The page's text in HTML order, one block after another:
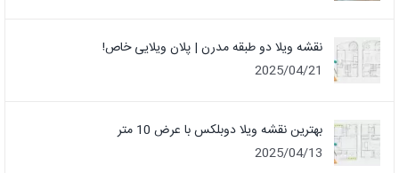
نقشه ویلا دو طبقه مدرن | پلان ویلایی خاص!
2025/04/21
بهترین نقشه ویلا دوبلکس با عرض 10 متر
2025/04/13